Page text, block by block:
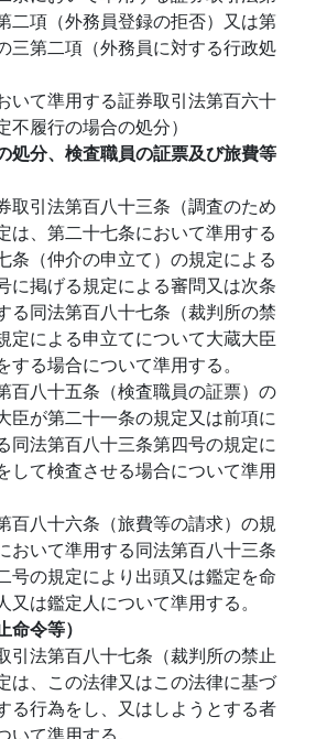
二項（外務員登録の拒否）又は第
三第二項（外務員に対する行政処
いて準用する証券取引法第百六十
不履行の場合の処分）
処分、検査職員の証票及び旅費等
取引法第百八十三条（調査のため
は、第二十七条において準用する
条（仲介の申立て）の規定による
に掲げる規定による審問又は次条
る同法第百八十七条（裁判所の禁
定による申立てについて大蔵大臣
する場合について準用する。
百八十五条（検査職員の証票）の
臣が第二十一条の規定又は前項に
同法第百八十三条第四号の規定に
して検査させる場合について準用
百八十六条（旅費等の請求）の規
おいて準用する同法第百八十三条
号の規定により出頭又は鑑定を命
又は鑑定人について準用する。
命令等）
引法第百八十七条（裁判所の禁止
は、この法律又はこの法律に基づ
る行為をし、又はしようとする者